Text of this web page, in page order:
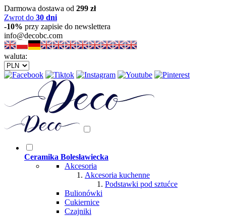
Darmowa dostawa od 299 zł
Zwrot do 30 dni
-10% przy zapisie do newslettera
info@decobc.com
waluta:
Ceramika Bolesławiecka
Akcesoria
Akcesoria kuchenne
Podstawki pod sztućce
Bulionówki
Cukiernice
Czajniki